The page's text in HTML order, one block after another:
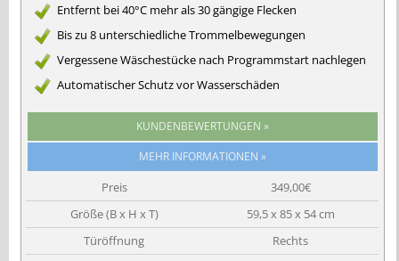
Entfernt bei 40°C mehr als 30 gängige Flecken
Bis zu 8 unterschiedliche Trommelbewegungen
Vergessene Wäschestücke nach Programmstart nachlegen
Automatischer Schutz vor Wasserschäden
KUNDENBEWERTUNGEN »
Preis
349,00€
Größe (B x H x T)
59,5 x 85 x 54 cm
Türöffnung
Rechts